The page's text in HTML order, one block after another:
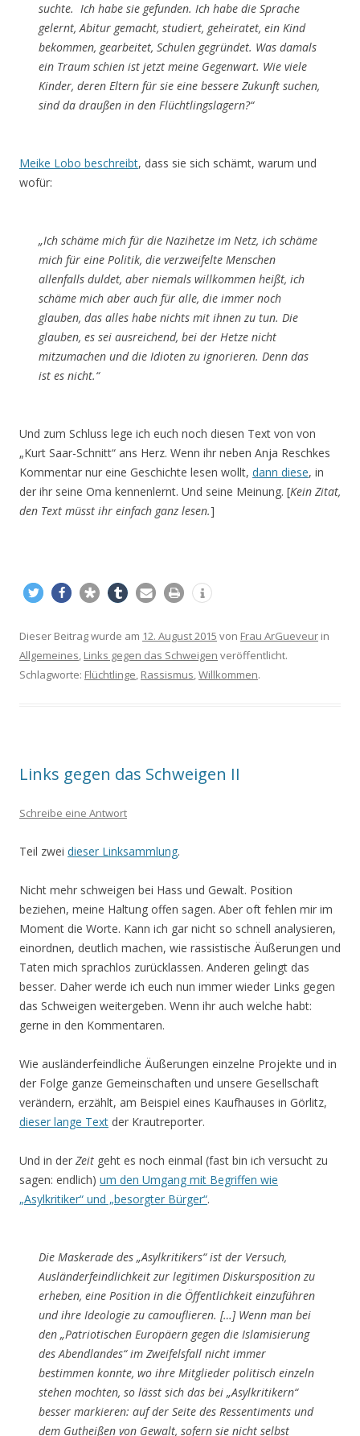
suchte. Ich habe sie gefunden. Ich habe die Sprache
gelernt, Abitur gemacht, studiert, geheiratet, ein Kind
bekommen, gearbeitet, Schulen gegründet. Was damals
ein Traum schien ist jetzt meine Gegenwart. Wie viele
Kinder, deren Eltern für sie eine bessere Zukunft suchen,
sind da draußen in den Flüchtlingslagern?“
Meike Lobo beschreibt, dass sie sich schämt, warum und
wofür:
„Ich schäme mich für die Nazihetze im Netz, ich schäme
mich für eine Politik, die verzweifelte Menschen
allenfalls duldet, aber niemals willkommen heißt, ich
schäme mich aber auch für alle, die immer noch
glauben, das alles habe nichts mit ihnen zu tun. Die
glauben, es sei ausreichend, bei der Hetze nicht
mitzumachen und die Idioten zu ignorieren. Denn das
ist es nicht.“
Und zum Schluss lege ich euch noch diesen Text von von
„Kurt Saar-Schnitt“ ans Herz. Wenn ihr neben Anja Reschkes
Kommentar nur eine Geschichte lesen wollt, dann diese, in
der ihr seine Oma kennenlernt. Und seine Meinung. [Kein Zitat,
den Text müsst ihr einfach ganz lesen.]
Dieser Beitrag wurde am 12. August 2015 von Frau ArGueveur in
Allgemeines, Links gegen das Schweigen veröffentlicht.
Schlagworte: Flüchtlinge, Rassismus,Willkommen.
Links gegen das Schweigen II
Schreibe eine Antwort
Teil zwei dieser Linksammlung.
Nicht mehr schweigen bei Hass und Gewalt. Position
beziehen, meine Haltung offen sagen. Aber oft fehlen mir im
Moment die Worte. Kann ich gar nicht so schnell analysieren,
einordnen, deutlich machen, wie rassistische Äußerungen und
Taten mich sprachlos zurücklassen. Anderen gelingt das
besser. Daher werde ich euch nun immer wieder Links gegen
das Schweigen weitergeben. Wenn ihr auch welche habt:
gerne in den Kommentaren.
Wie ausländerfeindliche Äußerungen einzelne Projekte und in
der Folge ganze Gemeinschaften und unsere Gesellschaft
verändern, erzählt, am Beispiel eines Kaufhauses in Görlitz,
dieser lange Text der Krautreporter.
Und in der Zeit geht es noch einmal (fast bin ich versucht zu
sagen: endlich) um den Umgang mit Begriffen wie
„Asylkritiker“ und „besorgter Bürger“.
Die Maskerade des „Asylkritikers“ ist der Versuch,
Ausländerfeindlichkeit zur legitimen Diskursposition zu
erheben, eine Position in die Öffentlichkeit einzuführen
und ihre Ideologie zu camouflieren. […] Wenn man bei
den „Patriotischen Europäern gegen die Islamisierung
des Abendlandes“ im Zweifelsfall nicht immer
bestimmen konnte, wo ihre Mitglieder politisch einzeln
stehen mochten, so lässt sich das bei „Asylkritikern“
besser markieren: auf der Seite des Ressentiments und
dem Gutheißen von Gewalt, sofern sie nicht selbst